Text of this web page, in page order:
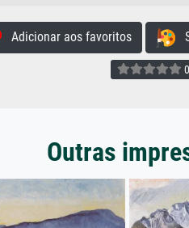
Adicionar aos favoritos
Outras